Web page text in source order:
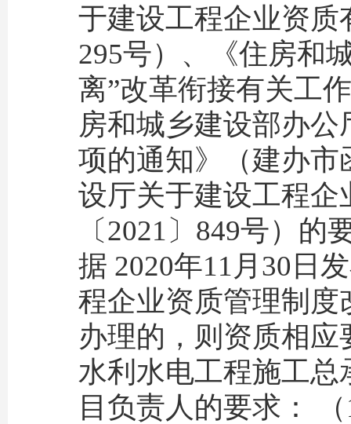
于建设工程企业资质
295号）、《住房和
离”改革衔接有关工
房和城乡建设部办
项的通知》（建办市
设厅关于建设工程
〔2021〕849号）
据 2020年11月30日
程企业资质管理制度
办理的，则资质相
水利水电工程施工总
目负责人的要求：